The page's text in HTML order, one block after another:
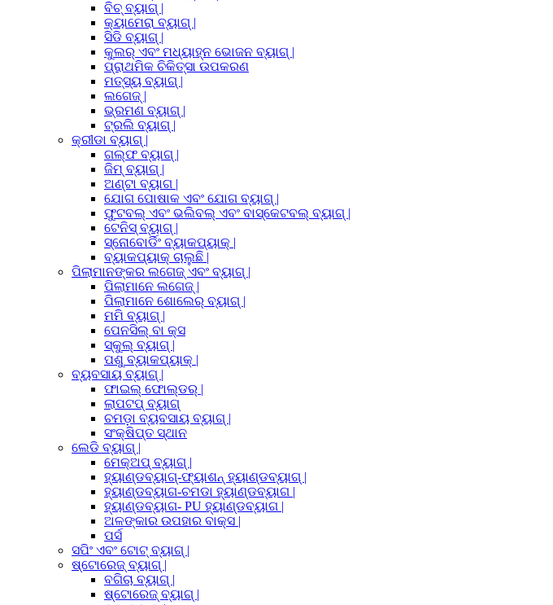
ବିଚ୍ ବ୍ୟାଗ୍ |
କ୍ୟାମେରା ବ୍ୟାଗ୍ |
ସିଡି ବ୍ୟାଗ୍ |
କୁଲର୍ ଏବଂ ମଧ୍ୟାହ୍ନ ଭୋଜନ ବ୍ୟାଗ୍ |
ପ୍ରାଥମିକ ଚିକିତ୍ସା ଉପକରଣ
ମତ୍ସ୍ୟ ବ୍ୟାଗ୍ |
ଲଗେଜ୍ |
ଭ୍ରମଣ ବ୍ୟାଗ୍ |
ଟ୍ରଲି ବ୍ୟାଗ୍ |
କ୍ରୀଡା ବ୍ୟାଗ୍ |
ଗଲ୍ଫ ବ୍ୟାଗ୍ |
ଜିମ୍ ବ୍ୟାଗ୍ |
ଅଣ୍ଟା ବ୍ୟାଗ |
ଯୋଗ ପୋଷାକ ଏବଂ ଯୋଗ ବ୍ୟାଗ୍ |
ଫୁଟବଲ୍ ଏବଂ ଭଲିବଲ୍ ଏବଂ ବାସ୍କେଟବଲ୍ ବ୍ୟାଗ୍ |
ଟେନିସ୍ ବ୍ୟାଗ୍ |
ସ୍ନୋବୋର୍ଡିଂ ବ୍ୟାକପ୍ୟାକ୍ |
ବ୍ୟାକପ୍ୟାକ୍ ଚାଲୁଛି |
ପିଲାମାନଙ୍କର ଲଗେଜ୍ ଏବଂ ବ୍ୟାଗ୍ |
ପିଲାମାନେ ଲଗେଜ୍ |
ପିଲାମାନେ ଶୋଲେର୍ ବ୍ୟାଗ୍ |
ମମି ବ୍ୟାଗ୍ |
ପେନସିଲ୍ ବା କ୍ସ
ସ୍କୁଲ୍ ବ୍ୟାଗ୍ |
ପଶୁ ବ୍ୟାକପ୍ୟାକ୍ |
ବ୍ୟବସାୟ ବ୍ୟାଗ୍ |
ଫାଇଲ୍ ଫୋଲ୍ଡର୍ |
ଲାପଟପ୍ ବ୍ୟାଗ୍
ଚମଡ଼ା ବ୍ୟବସାୟ ବ୍ୟାଗ୍ |
ସଂକ୍ଷିପ୍ତ ସ୍ଥାନ
ଲେଡି ବ୍ୟାଗ୍ |
ମେକ୍ଅପ୍ ବ୍ୟାଗ୍ |
ହ୍ୟାଣ୍ଡବ୍ୟାଗ୍-ଫ୍ୟାଶନ୍ ହ୍ୟାଣ୍ଡବ୍ୟାଗ୍ |
ହ୍ୟାଣ୍ଡବ୍ୟାଗ-ଚମଡା ହ୍ୟାଣ୍ଡବ୍ୟାଗ |
ହ୍ୟାଣ୍ଡବ୍ୟାଗ- PU ହ୍ୟାଣ୍ଡବ୍ୟାଗ |
ଅଳଙ୍କାର ଉପହାର ବାକ୍ସ |
ପର୍ସ
ସପିଂ ଏବଂ ଟୋଟ୍ ବ୍ୟାଗ୍ |
ଷ୍ଟୋରେଜ୍ ବ୍ୟାଗ୍ |
ବଗିଚା ବ୍ୟାଗ୍ |
ଷ୍ଟୋରେଜ୍ ବ୍ୟାଗ୍ |